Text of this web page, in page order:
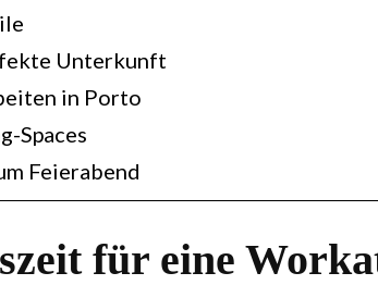
Unterkunft
in Porto
Spaces
Feierabend
für eine